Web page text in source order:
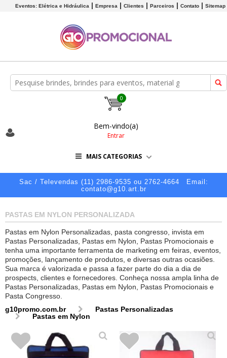
Eventos: Elétrica e Hidráulica Empresa Clientes Parceiros Contato Sitemap
0
Bem-vindo(a)
Entrar
MAIS CATEGORIAS
Sac / Televendas (11) 2986-9535 ou 2762-4664
Email:
contato@g10.art.br
PASTAS EM NYLON PERSONALIZADA
Pastas em Nylon Personalizadas, pasta congresso, invista em
Pastas Personalizadas, Pastas em Nylon, Pastas Promocionais e
tenha uma importante ferramenta de marketing em feiras, eventos,
promoções, lançamento de produtos, e diversas outras ocasiões.
Sua marca é valorizada e passa a fazer parte do dia a dia de
prospects, clientes e fornecedores. Conheça nossa ampla linha de
Pastas Personalizadas, Pastas em Nylon, Pastas Promocionais e
Pasta Congresso.
g10promo.com.br
Pastas Personalizadas
Pastas em Nylon